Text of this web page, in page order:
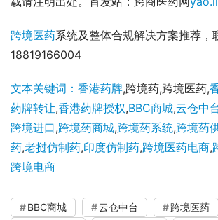
跨境医药系统及整体合规解决方案推荐，
18819166004
文本关键词：香港药牌,跨境药,跨境医药,
药牌转让,香港药牌授权,BBC商城,云仓中
跨境进口,跨境药商城,跨境药系统,跨境药
药,老挝仿制药,印度仿制药,跨境医药电商,
跨境电商
BBC商城 云仓中台 跨境医药